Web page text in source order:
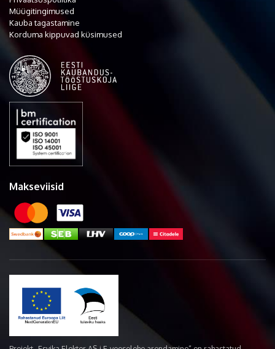
Müügitingimused
Kauba tagastamine
Korduma kippuvad küsimused
Makseviisid